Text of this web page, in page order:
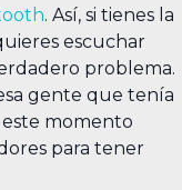
. Así, si tienes la
escuchar
problema.
gente que tenía
momento
para tener